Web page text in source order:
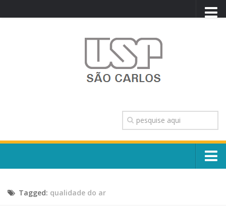
TRANSPARÊNCIA
OUVIDORIA
CONTATO
Escola, Institutos e Órgãos
Tagged: qualidade do ar